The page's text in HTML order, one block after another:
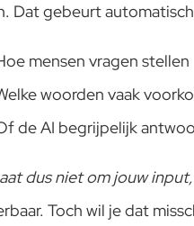
Dat gebeurt
mensen vragen stellen
woorden vaak
de AI begrijpelijk
dus niet om jouw
Toch wil je dat